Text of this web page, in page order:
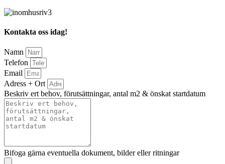
Kontakta oss idag!
Namn
Telefon
Email
Adress + Ort
Beskriv ert behov, förutsättningar, antal m2 & önskat startdatum
Bifoga gärna eventuella dokument, bilder eller ritningar